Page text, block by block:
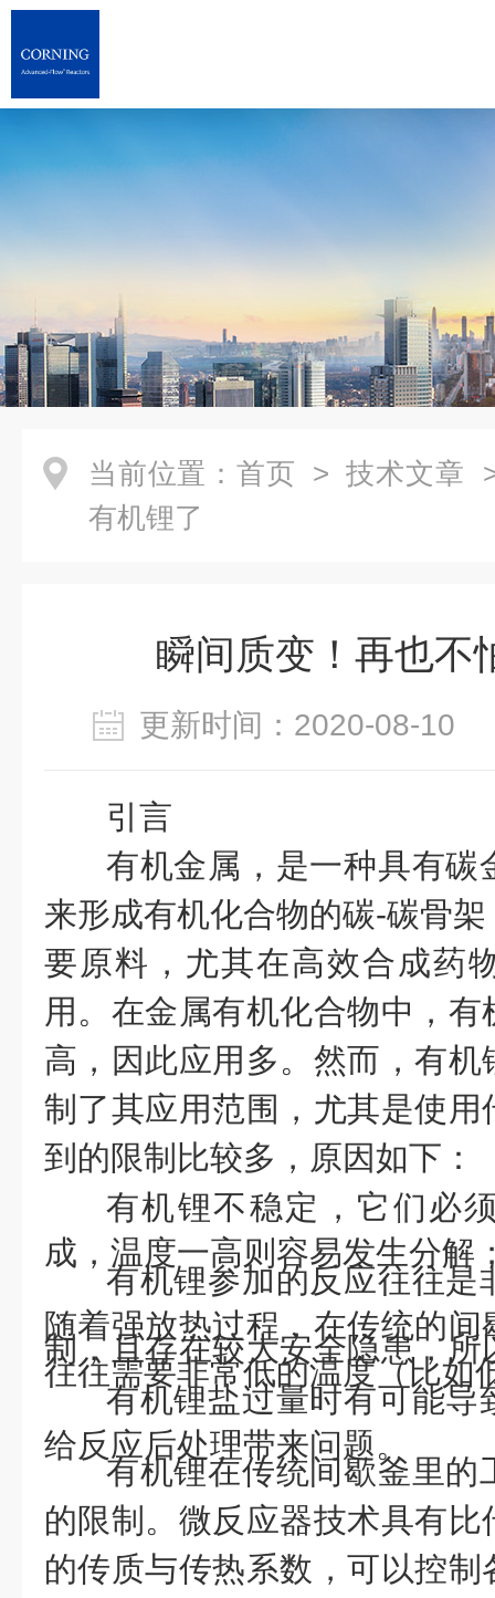
当前位置： 首页 > 技术文章
有机锂了
瞬间质变！再也不
更新时间：2020-08-
引言
有机金属，是一种具有碳
来形成有机化合物的碳-碳骨
要原料，尤其在高效合成药
用。在金属有机化合物中，
高，因此应用多。然而，有
制了其应用范围，尤其是使
到的限制比较多，原因如下：
有机锂不稳定，它们必
成，温度一高则容易发生分解
有机锂参加的反应往往是
随着强放热过程，在传统的间
制，且存在较大安全隐患，所
往往需要非常低的温度（比如
有机锂盐过量时有可能导
给反应后处理带来问题。
有机锂在传统间歇釜里的
的限制。微反应器技术具有
的传质与传热系数，可以控